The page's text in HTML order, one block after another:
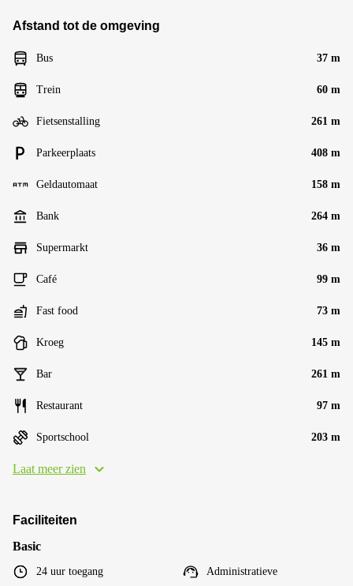
Afstand tot de omgeving
Bus 37 m
Trein 60 m
Fietsenstalling 261 m
Parkeerplaats 408 m
Geldautomaat 158 m
Bank 264 m
Supermarkt 36 m
Café 99 m
Fast food 73 m
Kroeg 145 m
Bar 261 m
Restaurant 97 m
Sportschool 203 m
Laat meer zien
Faciliteiten
Basic
24 uur toegang
Administratieve